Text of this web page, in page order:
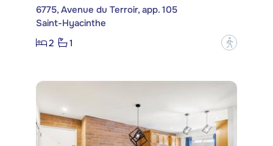
6775, Avenue du Terroir, app. 105
Saint-Hyacinthe
2
1 ?